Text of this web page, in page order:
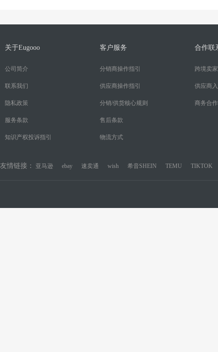
关于Eugooo
公司简介
联系我们
隐私政策
服务条款
知识产权投诉指引
客户服务
分销商操作指引
供应商操作指引
分销/供货核心规则
售后条款
物流方式
合作联
跨境卖
供应商
商务合作
友情链接： 亚马逊 ebay 速卖通 wish 希音SHEIN TEMU TIKTOK